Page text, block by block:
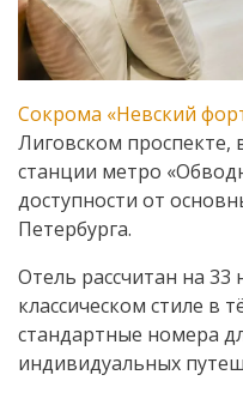
Сокрома «Невский
Лиговском проспекте,
станции метро
доступности от
Петербурга.
Отель рассчитан на
классическом стиле в
стандартные номера
индивидуальных